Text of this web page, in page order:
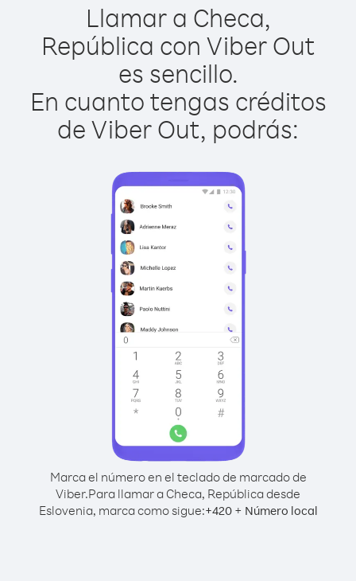
Llamar a Checa,
República con Viber Out
es sencillo.
En cuanto tengas créditos
de Viber Out, podrás:
Marca el número en el teclado de marcado de
Viber.Para llamar a Checa, República desde
Eslovenia, marca como sigue:+420+ Número local